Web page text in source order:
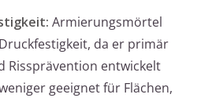
Armierungsmörtel
da er primär
Rissprävention entwickelt
geeignet für Flächen,